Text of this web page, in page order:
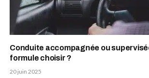
Conduite accompagnée ou
formule choisir ?
20 juin 2025